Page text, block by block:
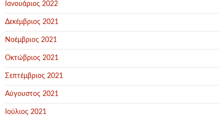
Ιανουάριος 2022
Δεκέμβριος 2021
Νοέμβριος 2021
Οκτώβριος 2021
Σεπτέμβριος 2021
Αύγουστος 2021
Ιούλιος 2021